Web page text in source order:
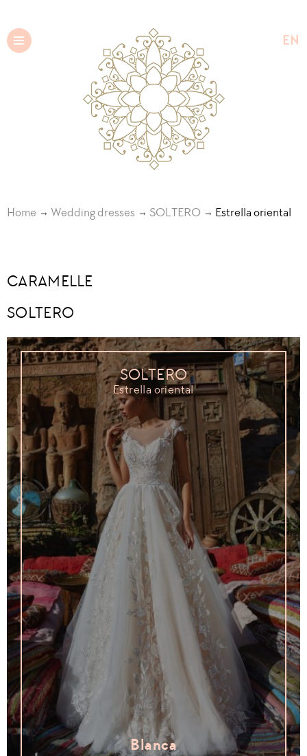
EN
Home Wedding dresses SOLTERO Estrella oriental
CARAMELLE
SOLTERO
SOLTERO
Estrella oriental
Blanca